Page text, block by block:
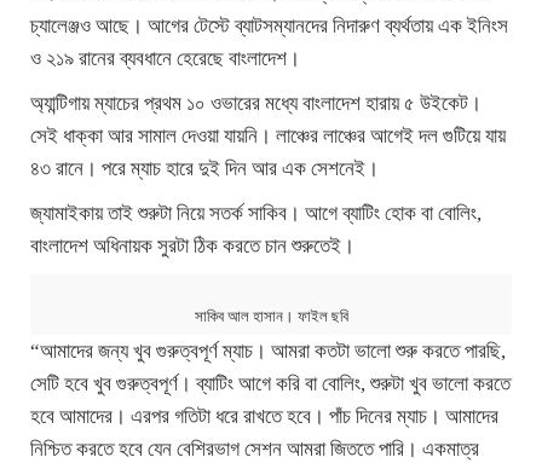
চ্যালেঞ্জও আছে। আগের টেস্টে ব্যাটসম্যানদের নিদারুণ ব্যর্থতায় এক ইনিংস
ও ২১৯ রানের ব্যবধানে হেরেছে বাংলাদেশ।
অ্যান্টিগায় ম্যাচের প্রথম ১০ ওভারের মধ্যে বাংলাদেশ হারায় ৫ উইকেট।
সেই ধাক্কা আর সামাল দেওয়া যায়নি। লাঞ্চের লাঞ্চের আগেই দল গুটিয়ে যায়
৪৩ রানে। পরে ম্যাচ হারে দুই দিন আর এক সেশনেই।
জ্যামাইকায় তাই শুরুটা নিয়ে সতর্ক সাকিব। আগে ব্যাটিং হোক বা বোলিং,
বাংলাদেশ অধিনায়ক সুরটা ঠিক করতে চান শুরুতেই।
সাকিব আল হাসান। ফাইল ছবি
“আমাদের জন্য খুব গুরুত্বপূর্ণ ম্যাচ। আমরা কতটা ভালো শুরু করতে পারছি,
সেটি হবে খুব গুরুত্বপূর্ণ। ব্যাটিং আগে করি বা বোলিং, শুরুটা খুব ভালো করতে
হবে আমাদের। এরপর গতিটা ধরে রাখতে হবে। পাঁচ দিনের ম্যাচ। আমাদের
নিশ্চিত করতে হবে যেন বেশিরভাগ সেশন আমরা জিততে পারি। একমাত্র